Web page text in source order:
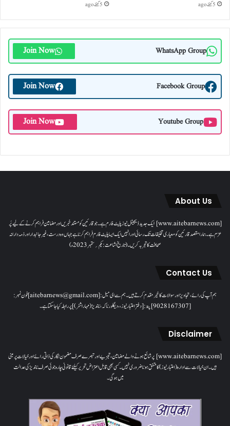
5 گھنٹے ago 5 گھنٹے ago
WhatsApp Group
Join Now
Facebook Group
Join Now
Youtube Group
Join Now
About Us
[www.aitebarnews.com] ایک جدید ڈیجیٹل نیوز پلیٹ فارم ہے۔ جو قارئین کو مستند خبریں اور مضامین فراہم کرنے کے لیے پُر
عزم ہے۔ ہمارا مقصدقارئین کو معیاری تخلیقات تک رسائی اور انہیں ایک ایسا پلیٹ فارم فراہم کرنا ہے جہاں وہ درست، غیر جانبدار اور ذمہ دارانہ
صحافت کا تجربہ کریں۔( تاریخ اشاعت : یکم؍ ستمبر 2023ء)
Contact Us
ہم آپ کی رائے، تجاویز اور سوالات کا خیرمقدم کرتے ہیں۔ ہم سےای میل: [aitebarnews@gmail.com]فون نمبر:
[9028167307]پتہ: [دفتر اعتبار نیوز، ، دیگلور ناکہ، ناندیڑ(مہاراشٹر) ] پر رابطہ کیا جاسکتا ہے۔
Disclaimer
[www.aitebarnews.com] پر شائع ہونے والے مضامین، تجزیے اور تبصرے صرف مضمون نگار کی ذاتی رائے اور خیالات پر مبنی
ہیں۔ ان خیالات سے ادارہ (اعتبار نیوز) کا متفق ہونا ضروری نہیں۔ کسی بھی قابل اعتراض تحریر کیلئے قانونی چارہ جوئی صرف ناندیڑ کی عدالت
میں ہوگی۔